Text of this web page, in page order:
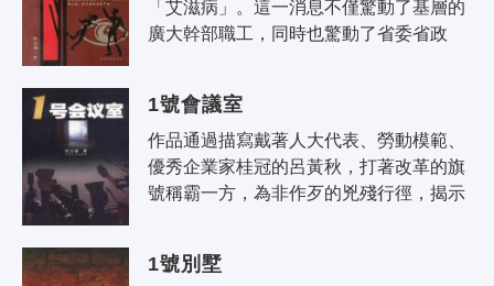
「艾滋病」。這一消息不僅驚動了基層的
廣大幹部職工，同時也驚動了省委省政
1號會議室
作品通過描寫戴著人大代表、勞動模範、
優秀企業家桂冠的呂黃秋，打著改革的旗
號稱霸一方，為非作歹的兇殘行徑，揭示
1號別墅